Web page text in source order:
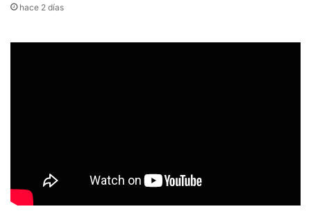
hace 2 días